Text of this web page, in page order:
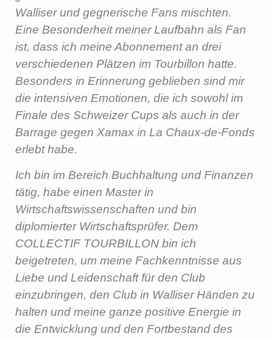
Walliser und gegnerische Fans mischten.
Eine Besonderheit meiner Laufbahn als Fan
ist, dass ich meine Abonnement an drei
verschiedenen Plätzen im Tourbillon hatte.
Besonders in Erinnerung geblieben sind mir
die intensiven Emotionen, die ich sowohl im
Finale des Schweizer Cups als auch in der
Barrage gegen Xamax in La Chaux-de-Fonds
erlebt habe.
Ich bin im Bereich Buchhaltung und Finanzen
tätig, habe einen Master in
Wirtschaftswissenschaften und bin
diplomierter Wirtschaftsprüfer. Dem
COLLECTIF TOURBILLON bin ich
beigetreten, um meine Fachkenntnisse aus
Liebe und Leidenschaft für den Club
einzubringen, den Club in Walliser Händen zu
halten und meine ganze positive Energie in
die Entwicklung und den Fortbestand des